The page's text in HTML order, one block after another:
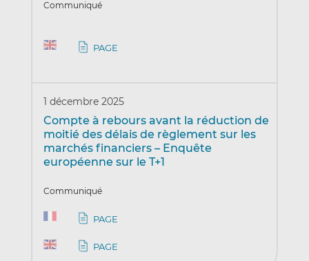
Communiqué
PAGE
1 décembre 2025
Compte à rebours avant la réduction de
moitié des délais de règlement sur les
marchés financiers – Enquête
européenne sur le T+1
Communiqué
PAGE
PAGE